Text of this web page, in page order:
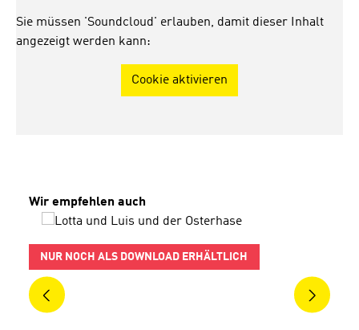
Sie müssen 'Soundcloud' erlauben, damit dieser Inhalt
angezeigt werden kann:
Cookie aktivieren
Produktgalerie überspringen
Wir empfehlen auch
NUR NOCH ALS DOWNLOAD ERHÄLTLICH